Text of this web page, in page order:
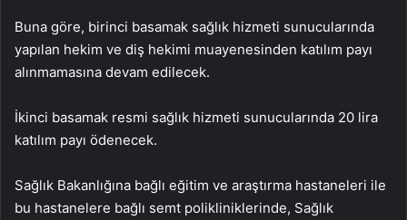
Buna göre, birinci basamak sağlık hizmeti sunucularında
yapılan hekim ve diş hekimi muayenesinden katılım payı
alınmamasına devam edilecek.
İkinci basamak resmi sağlık hizmeti sunucularında 20 lira
katılım payı ödenecek.
Sağlık Bakanlığına bağlı eğitim ve araştırma hastaneleri ile
bu hastanelere bağlı semt polikliniklerinde, Sağlık